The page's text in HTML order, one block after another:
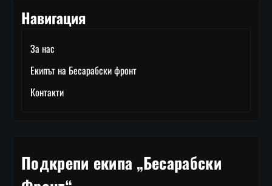
Навигация
За нас
Екипът на Бесарабски фронт
Контакти
Подкрепи екипа „Бесарабски